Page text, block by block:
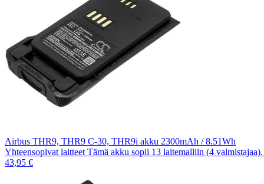
Airbus THR9, THR9 C-30, THR9i akku 2300mAh / 8.51Wh
Yhteensopivat laitteet Tämä akku sopii 13 laitemalliin (4
43,95 €